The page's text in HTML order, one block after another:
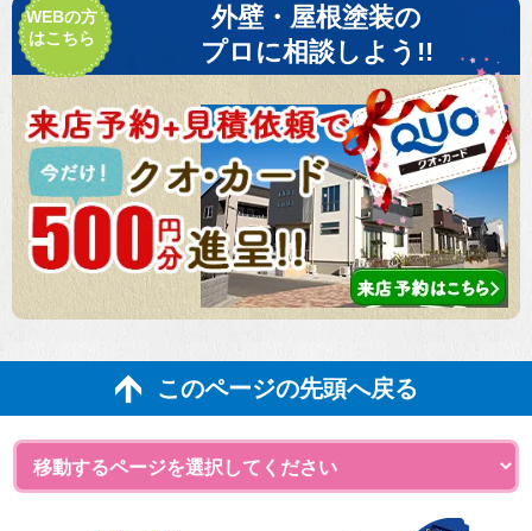
WEBの方
はこちら
外壁・屋根塗装の
プロに相談しよう!!
このページの先頭へ戻る